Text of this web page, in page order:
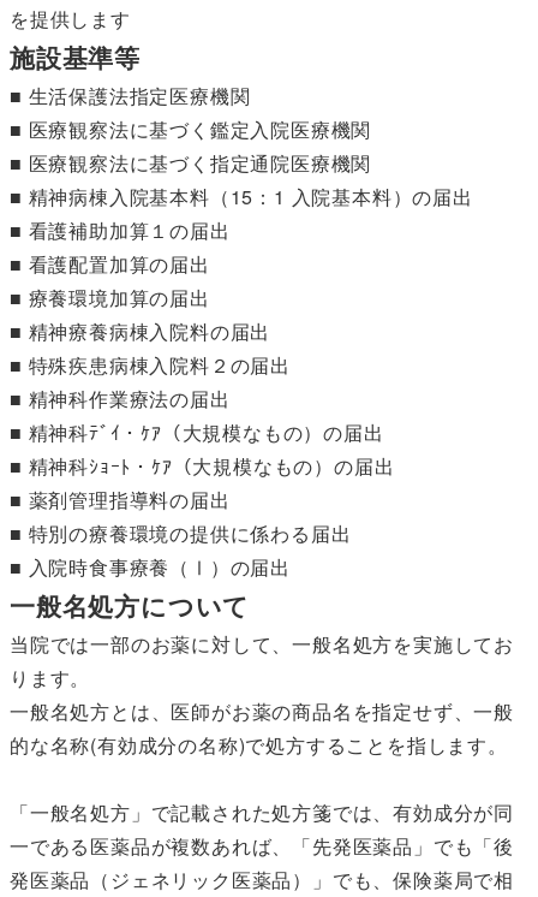
を提供します
施設基準等
■ 生活保護法指定医療機関
■ 医療観察法に基づく鑑定入院医療機関
■ 医療観察法に基づく指定通院医療機関
■ 精神病棟入院基本料（15：1 入院基本料）の届出
■ 看護補助加算１の届出
■ 看護配置加算の届出
■ 療養環境加算の届出
■ 精神療養病棟入院料の届出
■ 特殊疾患病棟入院料２の届出
■ 精神科作業療法の届出
■ 精神科ﾃﾞｲ・ｹｱ（大規模なもの）の届出
■ 精神科ｼｮｰﾄ・ｹｱ（大規模なもの）の届出
■ 薬剤管理指導料の届出
■ 特別の療養環境の提供に係わる届出
■ 入院時食事療養（Ⅰ）の届出
一般名処方について
当院では一部のお薬に対して、一般名処方を実施してお
ります。
一般名処方とは、医師がお薬の商品名を指定せず、一般
的な名称(有効成分の名称)で処方することを指します。
「一般名処方」で記載された処方箋では、有効成分が同
一である医薬品が複数あれば、「先発医薬品」でも「後
発医薬品（ジェネリック医薬品）」でも、保険薬局で相